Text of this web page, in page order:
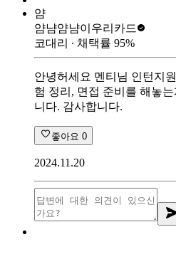
얌
얌냠얌냠이 우리카드
코대리 ∙ 채택률 95%
안녕허세요 멘티님 인턴지
험 정리, 면접 준비를 해놓
니다. 감사합니다.
좋아요 0
2024.11.20